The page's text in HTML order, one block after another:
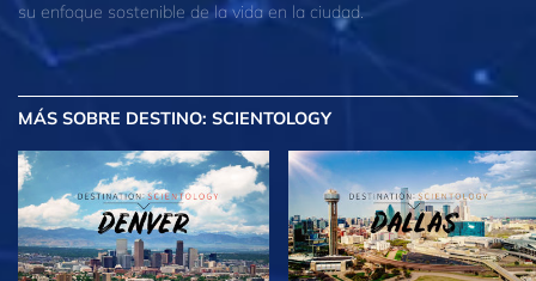
su enfoque sostenible de la vida en la ciudad.
MÁS SOBRE DESTINO: SCIENTOLOGY